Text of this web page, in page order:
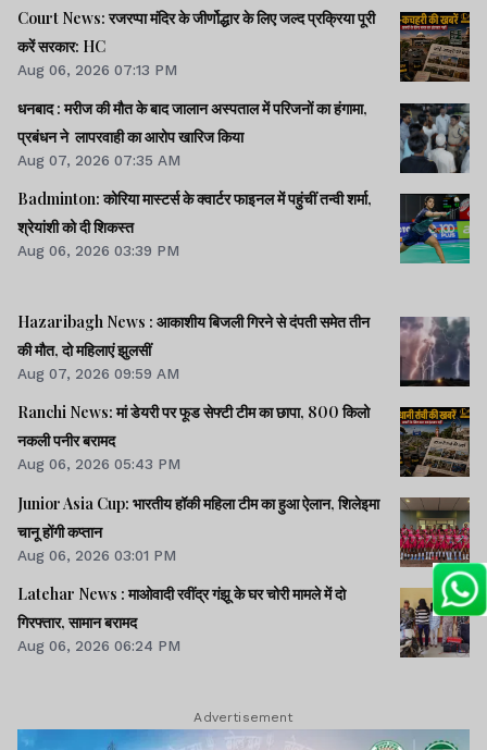
Court News: रजरप्पा मंदिर के जीर्णोद्धार के लिए जल्द प्रक्रिया पूरी
करें सरकार: HC
Aug 06, 2026 07:13 PM
धनबाद : मरीज की मौत के बाद जालान अस्पताल में परिजनों का हंगामा,
प्रबंधन ने लापरवाही का आरोप खारिज किया
Aug 07, 2026 07:35 AM
Badminton: कोरिया मास्टर्स के क्वार्टर फाइनल में पहुंचीं तन्वी शर्मा,
श्रेयांशी को दी शिकस्त
Aug 06, 2026 03:39 PM
Hazaribagh News : आकाशीय बिजली गिरने से दंपती समेत तीन
की मौत, दो महिलाएं झुलसीं
Aug 07, 2026 09:59 AM
Ranchi News: मां डेयरी पर फूड सेफ्टी टीम का छापा, 800 किलो
नकली पनीर बरामद
Aug 06, 2026 05:43 PM
Junior Asia Cup: भारतीय हॉकी महिला टीम का हुआ ऐलान, शिलेइमा
चानू होंगी कप्तान
Aug 06, 2026 03:01 PM
Latehar News : माओवादी रवींद्र गंझू के घर चोरी मामले में दो
गिरफ्तार, सामान बरामद
Aug 06, 2026 06:24 PM
Advertisement